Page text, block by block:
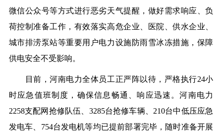
微信公众号等方式进行恶劣天气提醒，做好需求响应、负
荷控制准备工作，有效落实高危企业、医院、供水企业、
城市排涝泵站等重要用户电力设施防雨雪冰冻措施，保障
供电安全不受影响。
目前，河南电力全体员工正严阵以待，严格执行24小
时应急值班制度，确保信息畅通、响应迅速。河南电力
2258支配网抢修队伍、3285台抢修车辆、210台中低压应急
发电车、754台发电机等均已提前部署完毕，随时准备开展